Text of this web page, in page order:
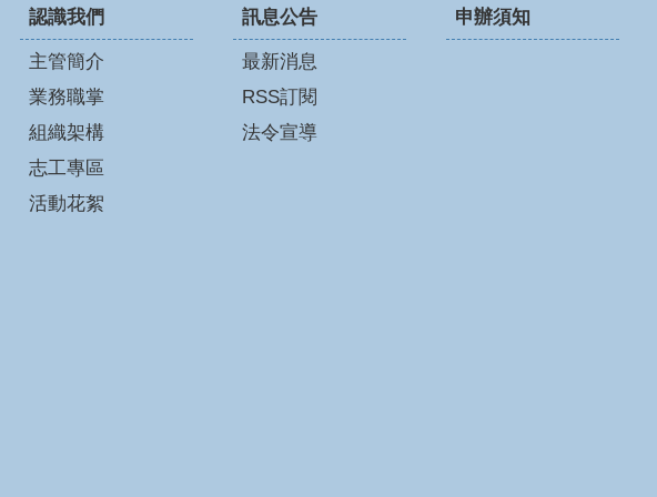
認識我們
主管簡介
業務職掌
組織架構
志工專區
活動花絮
訊息公告
最新消息
RSS訂閱
法令宣導
申辦須知